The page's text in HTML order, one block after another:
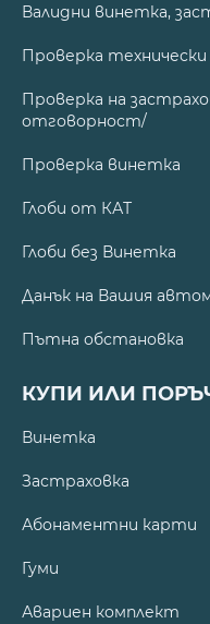
Валидни винетка,
Проверка
Проверка на
отговорност/
Проверка винетка
Глоби от КАТ
Глоби без Винетка
Данък на Вашия
Пътна обстановка
КУПИ ИЛИ
Винетка
Застраховка
Абонаментни карти
Гуми
Авариен комплект